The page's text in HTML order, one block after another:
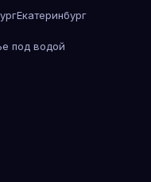
Екатеринбург
под водой